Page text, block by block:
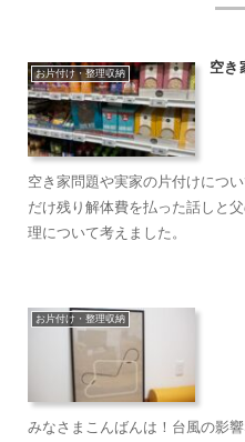
お片付け・整理収納
空き
空き家問題や実家の片付けにつ
だけ残り解体費を払った話しと
理について考えました。
お片付け・整理収納
みなさまこんばんは！台風の影